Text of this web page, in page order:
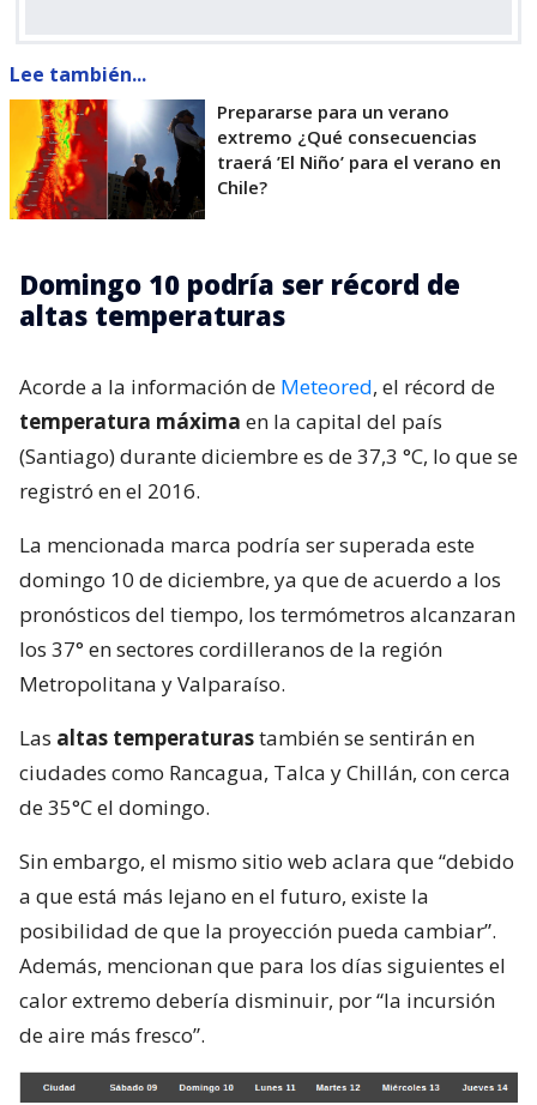
Lee también...
Prepararse para un verano
extremo ¿Qué consecuencias
traerá ’El Niño’ para el verano en
Chile?
Domingo 10 podría ser récord de
altas temperaturas
Acorde a la información de Meteored, el récord de
temperatura máxima en la capital del país
(Santiago) durante diciembre es de 37,3 °C, lo que se
registró en el 2016.
La mencionada marca podría ser superada este
domingo 10 de diciembre, ya que de acuerdo a los
pronósticos del tiempo, los termómetros alcanzaran
los 37° en sectores cordilleranos de la región
Metropolitana y Valparaíso.
Las altas temperaturastambién se sentirán en
ciudades como Rancagua, Talca y Chillán, con cerca
de 35°C el domingo.
Sin embargo, el mismo sitio web aclara que “debido
a que está más lejano en el futuro, existe la
posibilidad de que la proyección pueda cambiar”.
Además, mencionan que para los días siguientes el
calor extremo debería disminuir, por “la incursión
de aire más fresco”.